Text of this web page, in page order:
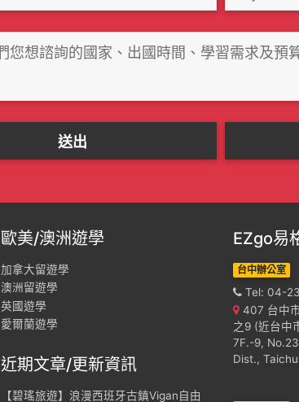
歐美/澳洲遊學
加拿大留遊學
澳洲留遊學
英國遊學
愛爾蘭遊學
近期文章/更新資訊
【碧瑤旅遊】浪漫西班牙古鎮Vigan自由
EZgo易
台中辦公室
Tel: 04-
407 台中
之9 (近台中
7F.-9,
Dist.,